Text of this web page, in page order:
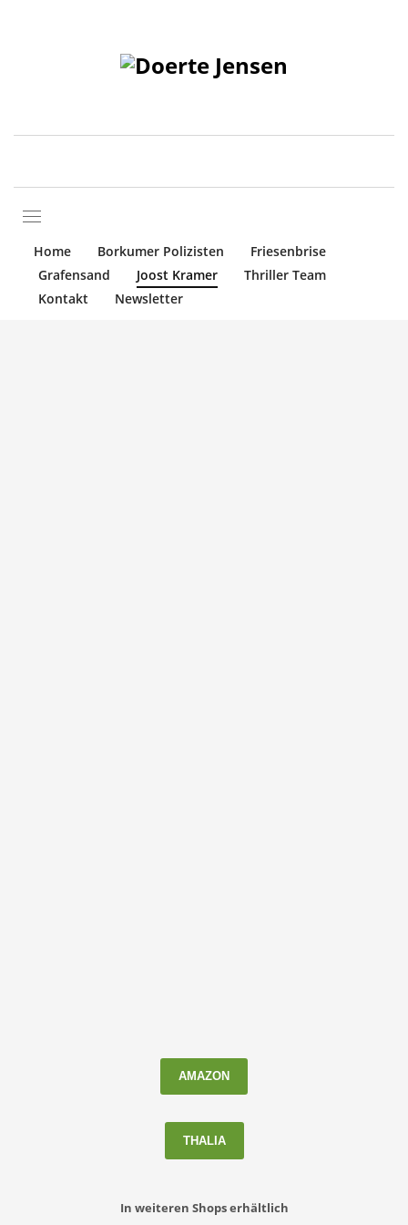
Home Borkumer Polizisten
Friesenbrise
Grafensand
Joost Kramer
Thriller Team
Kontakt
Newsletter
AMAZON
THALIA
In weiteren Shops erhältlich